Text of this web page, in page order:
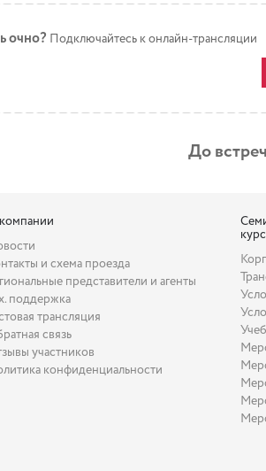
очно? Подключайтесь к онлайн-трансляции
До
и схема проезда
представители и агенты
поддержка
трансляция
связь
участников
конфиденциальности